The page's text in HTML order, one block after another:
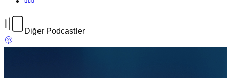
Diğer Podcastler